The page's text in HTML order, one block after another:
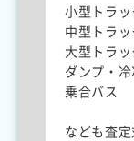
小型トラッ
中型トラッ
大型トラッ
ダンプ・
乗合バス
なども査定